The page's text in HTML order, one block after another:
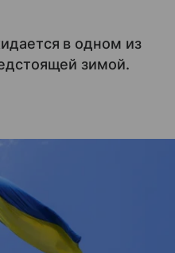
в одном из
зимой.